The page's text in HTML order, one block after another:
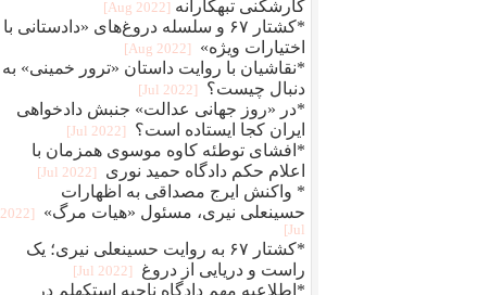
کارشکنی تبهکارانه [2022 Aug]
*کشتار ۶۷ و سلسله دروغ‌های «دادستانی با
اختیارات ویژه»
[2022 Aug]
*نقاشیان با روایت داستان «ترور خمینی» به
دنبال چیست؟
[2022 Jul]
*در «روز جهانی عدالت» جنبش دادخواهی
ایران کجا ایستاده است؟
[2022 Jul]
*افشای توطئه کاوه موسوی همزمان با
اعلام حکم دادگاه حمید نوری
[2022 Jul]
* واکنش ایرج مصداقی به اظهارات
حسینعلی نیری، مسئول «هیات مرگ»
[2022
Jul]
*کشتار ۶۷ به روایت حسینعلی نیری؛ یک
راست و دریایی از دروغ
[2022 Jul]
*اطلاعیه مهم دادگاه ناحیه استکهلم در